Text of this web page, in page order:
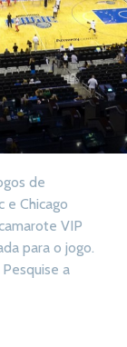
de
e Chicago
VIP
para o jogo.
a